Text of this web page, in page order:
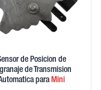
de Posicion de
de Transmision
paraMini